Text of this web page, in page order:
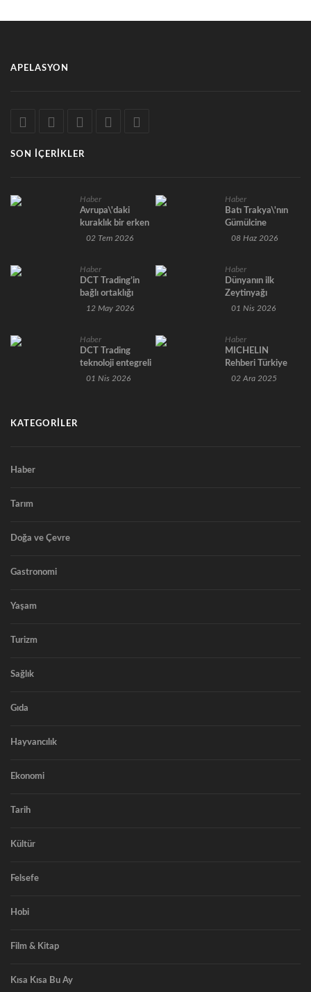
APELASYON
SON İÇERIKLER
Haber
Avrupa\'daki
kuraklık bir erken
uyarı sinyalidir.
02 Tem 2026
Haber
Batı Trakya\'nın
Gümülcine
kentinde başlayan
Türkiye\'nin
Avrupa\'ya açılan
kapısı İpsala\'da
yeni bir yatırımla
hazırlanıyor.
08 Haz 2026
Haber
DCT Trading’in
bağlı ortaklığı
Bluefarm Tarım,
Sermayesi
ortaklığıyla
İpsala’da 206
dönümlük yüksek
12 May 2026
Haber
Dünyanın ilk
Zeytinyağı
Kütüphanesi
01 Nis 2026
Haber
DCT Trading
teknoloji entegreli
tarım
01 Nis 2026
Haber
MICHELIN
Rehberi Türkiye
2026 seçkisinde
02 Ara 2025
KATEGORILER
Haber
Tarım
Doğa ve Çevre
Gastronomi
Yaşam
Turizm
Sağlık
Gıda
Hayvancılık
Ekonomi
Tarih
Kültür
Felsefe
Hobi
Film & Kitap
Kısa Kısa Bu Ay